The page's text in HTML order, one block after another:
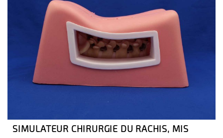
SIMULATEUR CHIRURGIE DU RACHIS, MIS